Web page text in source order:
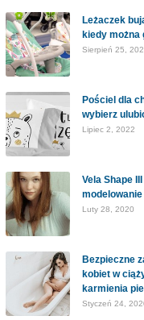
Leżaczek
kiedy można
Sierpień 25,
Pościel dla
wybierz
Lipiec 2, 2022
Vela Shape
Luty 28, 2020
Bezpieczne
kobiet w
karmienia
Styczeń 24,